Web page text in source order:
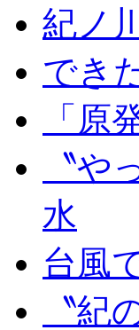
紀ノ
でき
「原
〝や
水
台風
〝紀